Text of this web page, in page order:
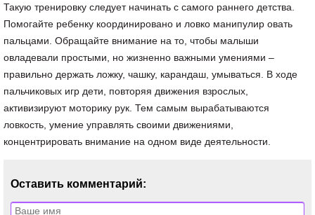
Такую тренировку следует начинать с самого раннего детства.
Помогайте ребенку координировано и ловко манипулир овать
пальцами. Обращайте внимание на то, чтобы малыши
овладевали простыми, но жизненно важными умениями –
правильно держать ложку, чашку, карандаш, умываться. В ходе
пальчиковых игр дети, повторяя движения взрослых,
активизируют моторику рук. Тем самым вырабатываются
ловкость, умение управлять своими движениями,
концентрировать внимание на одном виде деятельности.
Оставить комментарий: